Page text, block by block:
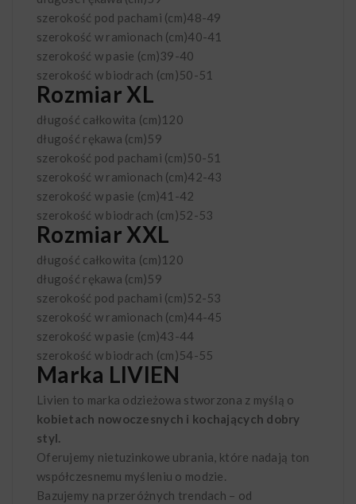
szerokość pod pachami (cm)48-49
szerokość w ramionach (cm)40-41
szerokość w pasie (cm)39-40
szerokość w biodrach (cm)50-51
Rozmiar XL
długość całkowita (cm)120
długość rękawa (cm)59
szerokość pod pachami (cm)50-51
szerokość w ramionach (cm)42-43
szerokość w pasie (cm)41-42
szerokość w biodrach (cm)52-53
Rozmiar XXL
długość całkowita (cm)120
długość rękawa (cm)59
szerokość pod pachami (cm)52-53
szerokość w ramionach (cm)44-45
szerokość w pasie (cm)43-44
szerokość w biodrach (cm)54-55
Marka LIVIEN
Livien to marka odzieżowa stworzona z myślą o
kobietach nowoczesnych i kochających dobry
styl.
Oferujemy nietuzinkowe ubrania, które nadają ton
współczesnemu myśleniu o modzie.
Bazujemy na przeróżnych trendach – od